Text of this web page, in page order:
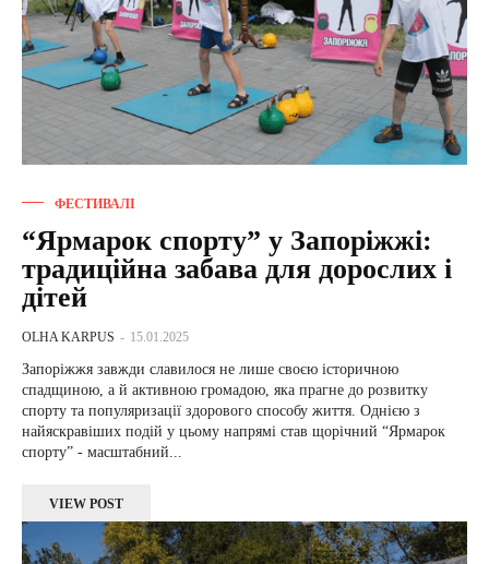
ФЕСТИВАЛІ
“Ярмарок спорту” у Запоріжжі:
традиційна забава для дорослих і
дітей
OLHA KARPUS - 15.01.2025
Запоріжжя завжди славилося не лише своєю історичною
спадщиною, а й активною громадою, яка прагне до розвитку
спорту та популяризації здорового способу життя. Однією з
найяскравіших подій у цьому напрямі став щорічний “Ярмарок
спорту” - масштабний...
VIEW POST